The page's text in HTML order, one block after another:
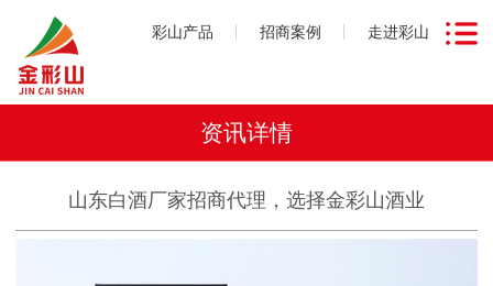
彩山产品 招商案例 走进彩山
资讯详情
山东白酒厂家招商代理，选择金彩山酒业